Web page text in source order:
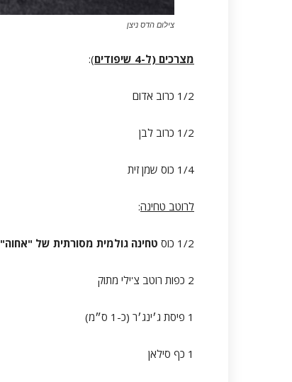
צילום הדס ניצן
מצרכים (ל-4 שיפודים ):
1/2 כרוב אדום
1/2 כרוב לבן
1/4 כוס שמן זית
לרוטב טחינה:
1/2 כוס טחינה גולמית מסורתית של "אחוה"
2 כפות רוטב צ'ילי מתוק
1 פיסת ג׳ינג׳ר (כ-1 ס״מ)
1 כף סילאן